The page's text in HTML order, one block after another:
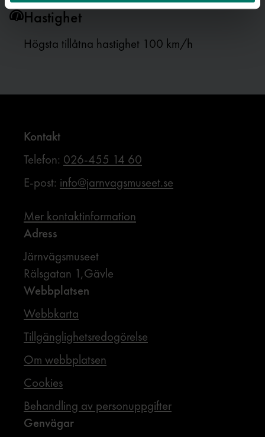
Hastighet
Högsta tillåtna hastighet 100 km/h
Kontakt
Telefon: 026-455 14 60
E-post: info@jarnvagsmuseet.se
Mer kontaktinformation
Adress
Järnvägsmuseet
Rälsgatan 1,Gävle
Webbplatsen
Webbkarta
Tillgänglighetsredogörelse
Om webbplatsen
Cookies
Behandling av personuppgifter
Genvägar